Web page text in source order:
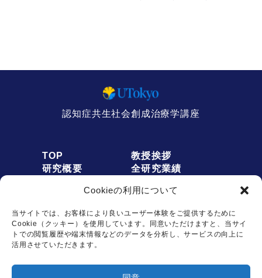
Cookieの利用について
当サイトでは、お客様により良いユーザー体験をご提供するために
Cookie（クッキー）を使用しています。同意いただけますと、当サイ
トでの閲覧履歴や端末情報などのデータを分析し、サービスの向上に
活用させていただきます。
認知症共生社会創成治療学講座
TOP
教授挨拶
研究概要
全研究業績
リンク
お問い合わせは